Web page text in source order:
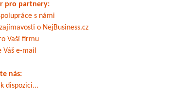
pro partnery:
s námi
o NejBusiness.cz
Vaší firmu
Váš e-mail
nás:
dispozici...